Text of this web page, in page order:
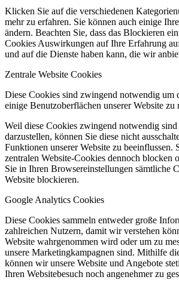
Klicken Sie auf die verschiedenen
mehr zu erfahren. Sie können auch einige
ändern. Beachten Sie, dass das Blockieren
Cookies Auswirkungen auf Ihre Erfahrung
und auf die Dienste haben kann, die wir
Zentrale Website Cookies
Diese Cookies sind zwingend notwendig um
einige Benutzoberflächen unserer Website zu
Weil diese Cookies zwingend notwendig sind
darzustellen, können Sie diese nicht
Funktionen unserer Website zu beeinflussen.
zentralen Website-Cookies dennoch blocken
Sie in Ihren Browsereinstellungen sämtliche
Website blockieren.
Google Analytics Cookies
Diese Cookies sammeln entweder große
zahlreichen Nutzern, damit wir verstehen
Website wahrgenommen wird oder um zu
unsere Marketingkampagnen sind. Mithilfe
können wir unsere Website und Angebote
Ihren Websitebesuch noch angenehmer zu